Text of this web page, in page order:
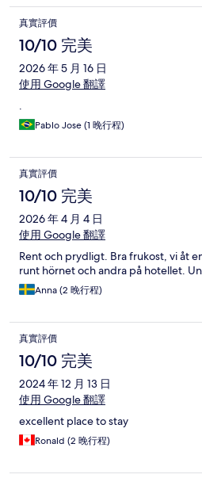
真實評價
10/10 完美
2026 年 5 月 16 日
使用 Google 翻譯
.
Pablo Jose (1 晚行程)
真實評價
10/10 完美
2026 年 4 月 4 日
使用 Google 翻譯
Rent och prydligt. Bra frukost, vi åt
runt hörnet och andra på hotellet.
Anna (2 晚行程)
真實評價
10/10 完美
2024 年 12 月 13 日
使用 Google 翻譯
excellent place to stay
Ronald (2 晚行程)